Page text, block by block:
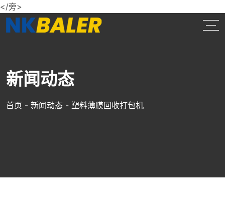
</旁>
新闻动态
首页 - 新闻动态 - 塑料薄膜回收打包机